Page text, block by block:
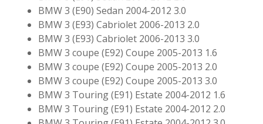
BMW 3 (E90) Sedan 2004-2012 3.0
BMW 3 (E93) Cabriolet 2006-2013 2.0
BMW 3 (E93) Cabriolet 2006-2013 3.0
BMW 3 coupe (E92) Coupe 2005-2013 1.6
BMW 3 coupe (E92) Coupe 2005-2013 2.0
BMW 3 coupe (E92) Coupe 2005-2013 3.0
BMW 3 Touring (E91) Estate 2004-2012 1.6
BMW 3 Touring (E91) Estate 2004-2012 2.0